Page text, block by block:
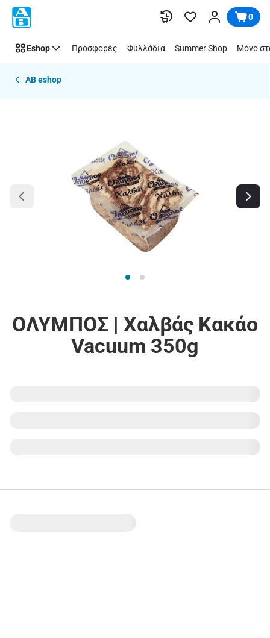
Παράλειψη 0
Eshop Προσφορές Φυλλάδια Summer Shop Μόνο
AB eshop
ΟΛΥΜΠΟΣ | Χαλβάς Κακάο
Vacuum 350g